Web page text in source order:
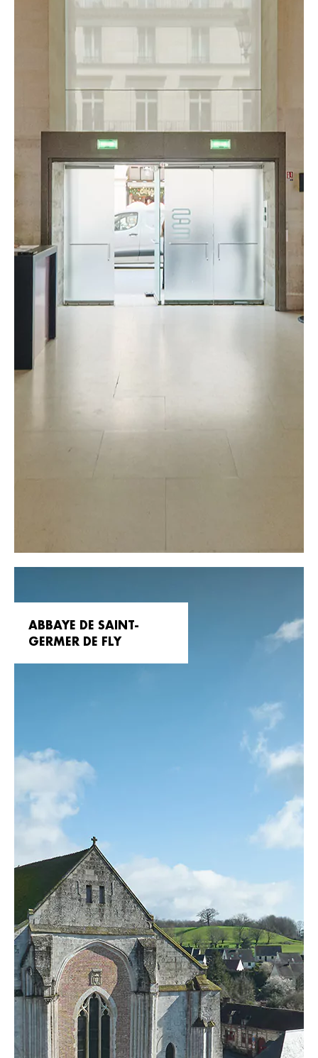
ABBAYE DE SAINT-
GERMER DE FLY